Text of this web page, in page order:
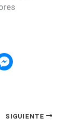
SIGUIENTE